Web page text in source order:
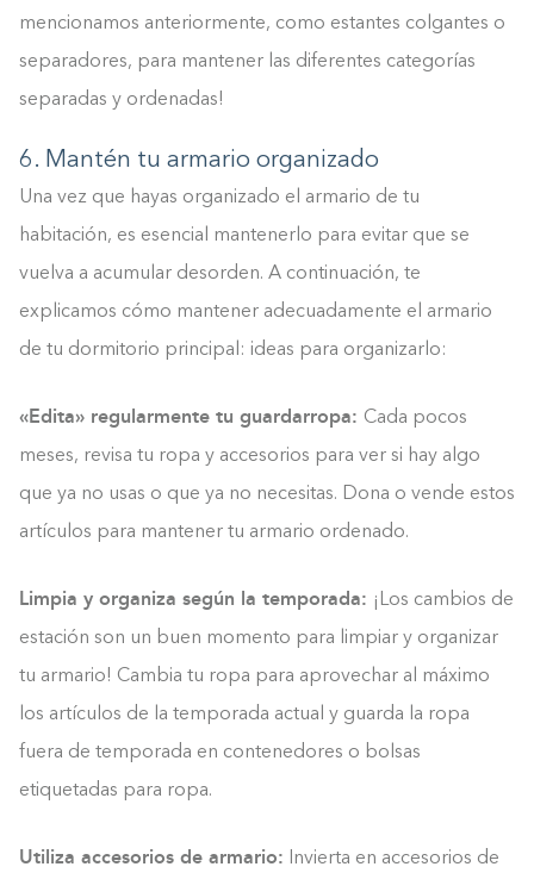
mencionamos anteriormente, como estantes colgantes o
separadores, para mantener las diferentes categorías
separadas y ordenadas!
6. Mantén tu armario organizado
Una vez que hayas organizado el armario de tu
habitación, es esencial mantenerlo para evitar que se
vuelva a acumular desorden. A continuación, te
explicamos cómo mantener adecuadamente el armario
de tu dormitorio principal: ideas para organizarlo:
«Edita» regularmente tu guardarropa: Cada pocos
meses, revisa tu ropa y accesorios para ver si hay algo
que ya no usas o que ya no necesitas. Dona o vende estos
artículos para mantener tu armario ordenado.
Limpia y organiza según la temporada: ¡Los cambios de
estación son un buen momento para limpiar y organizar
tu armario! Cambia tu ropa para aprovechar al máximo
los artículos de la temporada actual y guarda la ropa
fuera de temporada en contenedores o bolsas
etiquetadas para ropa.
Utiliza accesorios de armario: Invierta en accesorios de